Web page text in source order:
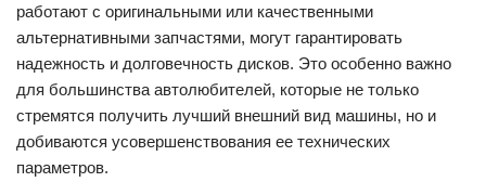
работают с оригинальными или качественными
альтернативными запчастями, могут гарантировать
надежность и долговечность дисков. Это особенно важно
для большинства автолюбителей, которые не только
стремятся получить лучший внешний вид машины, но и
добиваются усовершенствования ее технических
параметров.